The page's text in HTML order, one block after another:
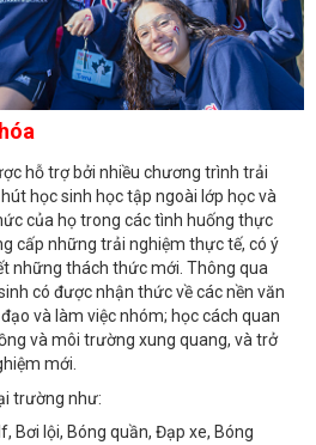
hỗ trợ bởi nhiều chương trình trải
học sinh học tập ngoài lớp học và
của họ trong các tình huống thực
cấp những trải nghiệm thực tế, có ý
những thách thức mới. Thông qua
có được nhận thức về các nền văn
và làm việc nhóm; học cách quan
và môi trường xung quang, và trở
mới.
trường như:
Bơi lội, Bóng quần, Đạp xe, Bóng